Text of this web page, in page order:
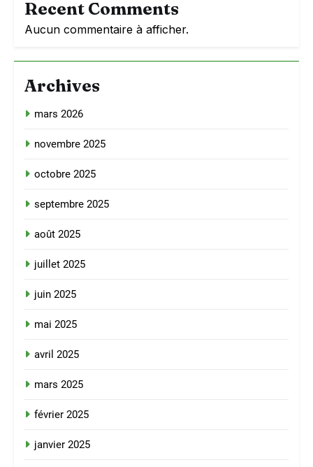
Recent Comments
Aucun commentaire à afficher.
Archives
mars 2026
novembre 2025
octobre 2025
septembre 2025
août 2025
juillet 2025
juin 2025
mai 2025
avril 2025
mars 2025
février 2025
janvier 2025